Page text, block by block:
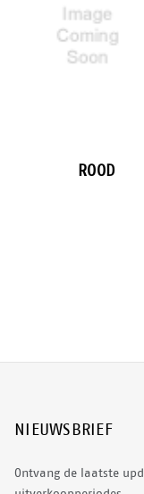
ROOD
NIEUWSBRIEF
Ontvang de laatste